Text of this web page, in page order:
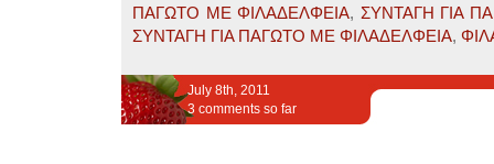
ΠΑΓΩΤΟ ΜΕ ΦΙΛΑΔΕΛΦΕΙΑ, ΣΥΝΤΑΓΗ ΓΙΑ
ΣΥΝΤΑΓΗ ΓΙΑ ΠΑΓΩΤΟ ΜΕ ΦΙΛΑΔΕΛΦΕΙΑ,
July 8th, 2011
3 comments so far